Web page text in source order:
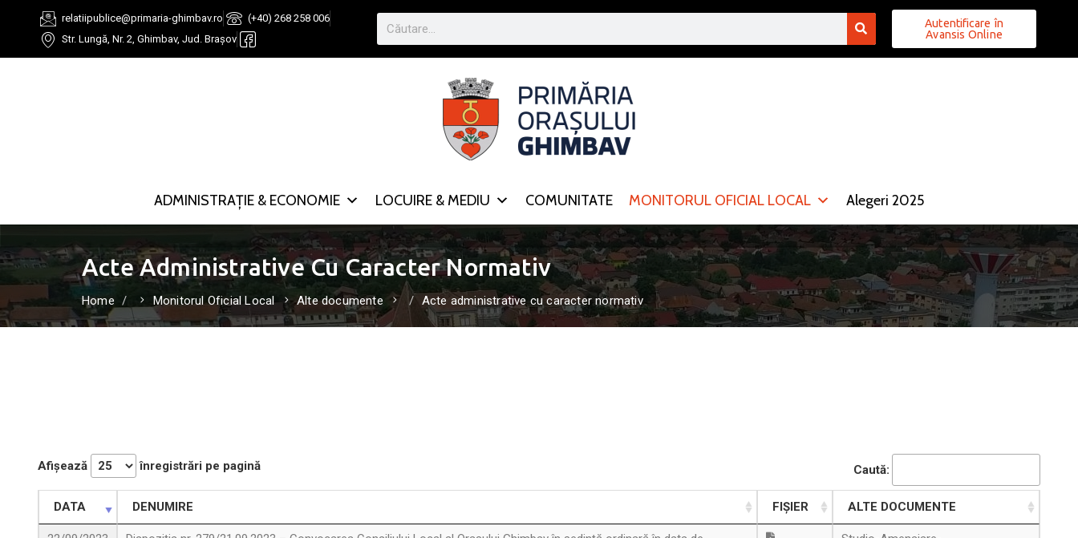
relatiipublice@primaria-ghimbav.ro
(+40) 268 258 006
Str. Lungă, Nr. 2, Ghimbav, Jud. Brașov
Autentificare în
Avansis Online
ADMINISTRAȚIE & ECONOMIE LOCUIRE & MEDIU COMUNITATE MONITORUL OFICIAL LOCAL Alegeri 2025
Acte Administrative Cu Caracter Normativ
Home Monitorul Oficial Local Alte documente Acte administrative cu caracter normativ
Afișează înregistrări pe pagină Caută:
DATA DENUMIRE FIȘIER ALTE DOCUMENTE